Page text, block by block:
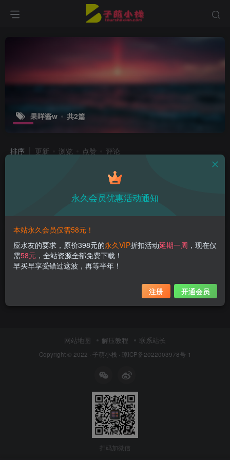
果咩酱w 共2篇
排序 更新 浏览 点赞 评论
果咩酱w的紫夜光时刻，情人节限定免
子萌在线
果咩酱w有氧运动是真的吗？果咩酱w
最新图片集打包分享
付费资源 ￥
网站地图 解压教程 联系站长
Copyright © 2022 · 子萌小栈 · 琼ICP备2022003978号-1
扫码加微信
永久会员优惠活动通知
本站永久会员仅需58元！
应水友的要求，原价398元的永久VIP折扣活动延期一周 ，现在仅
需58元 ，全站资源全部免费下载！
早买早享受错过这波，再等半年！
注册 开通会员